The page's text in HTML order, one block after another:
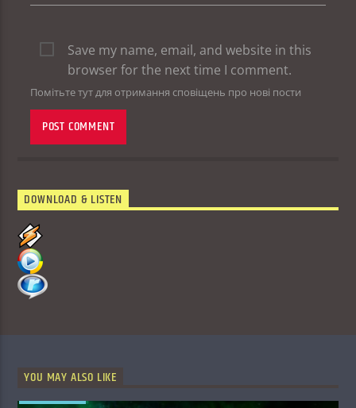
Save my name, email, and website in this
browser for the next time I comment.
Помітьте тут для отримання сповіщень про нові пости
DOWNLOAD & LISTEN
YOU MAY ALSO LIKE